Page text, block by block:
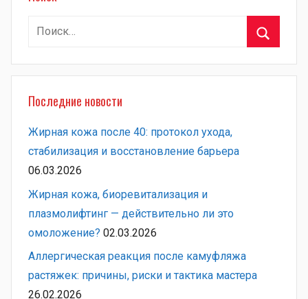
Найти:
Последние новости
Жирная кожа после 40: протокол ухода,
стабилизация и восстановление барьера
06.03.2026
Жирная кожа, биоревитализация и
плазмолифтинг — действительно ли это
омоложение? 02.03.2026
Аллергическая реакция после камуфляжа
растяжек: причины, риски и тактика мастера
26.02.2026